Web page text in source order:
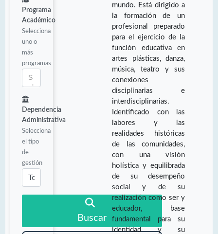
Programa
Académico
Selecciona
uno o
más
programas
Dependencia
Administrativa
Selecciona
el tipo
de
gestión
Buscar
mundo. Está dirigido a
la formación de un
profesional preparado
para el ejercicio de la
función educativa en
artes plásticas, danza,
música, teatro y sus
conexiones
disciplinarias e
interdisciplinarias.
Identificado con las
labores y las
realidades históricas
de las comunidades,
con una visión
holística y equilibrada
de su desempeño
social y de su
realización como ser y
educador, base
fundamental para su
identidad y su